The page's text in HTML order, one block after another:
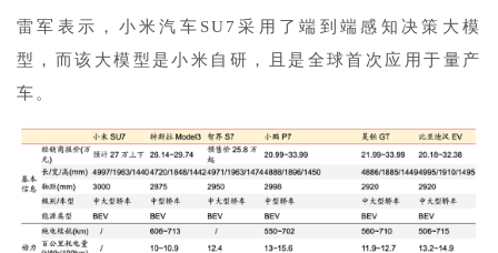
雷军表示，小米汽车SU7采用了端到端感知决策大模
型，而该大模型是小米自研，且是全球首次应用于量产
车。